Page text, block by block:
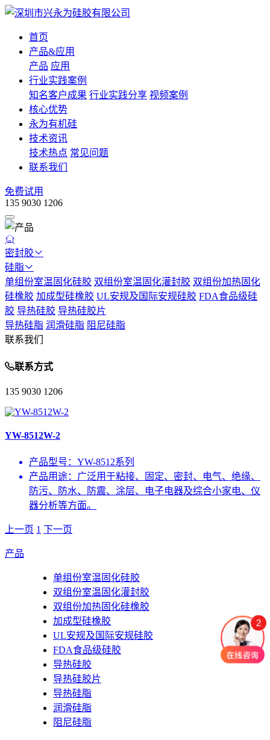
首页
产品&应用
产品 应用
行业实践案例
知名客户成果 行业实践分享 视频案例
核心优势
永为有机硅
技术资讯
技术热点 常见问题
联系我们
免费试用
135 9030 1206
密封胶
硅脂
单组份室温固化硅胶 双组份室温固化灌封胶 双组份加热固化
硅橡胶 加成型硅橡胶 UL安规及国际安规硅胶 FDA食品级硅
胶 导热硅胶 导热硅胶片
导热硅脂 润滑硅脂 阻尼硅脂
联系我们
联系方式
135 9030 1206
YW-8512W-2
产品型号： YW-8512系列
产品用途： 广泛用于粘接、固定、密封、电气、绝缘、
防污、防水、防震、涂层、电子电器及综合小家电、仪
器分析等方面。
上一页 1 下一页
产品
单组份室温固化硅胶
双组份室温固化灌封胶
双组份加热固化硅橡胶
加成型硅橡胶
UL安规及国际安规硅胶
FDA食品级硅胶
导热硅胶
导热硅胶片
导热硅脂
润滑硅脂
阻尼硅脂
2